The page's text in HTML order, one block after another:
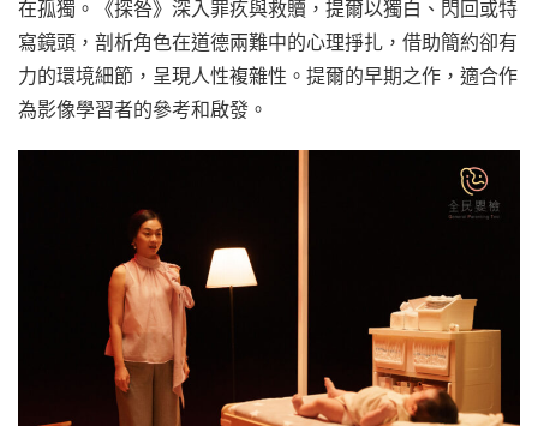
在孤獨。《探咎》深入罪疚與救贖，提爾以獨白、閃回或特
寫鏡頭，剖析角色在道德兩難中的心理掙扎，借助簡約卻有
力的環境細節，呈現人性複雜性。提爾的早期之作，適合作
為影像學習者的參考和啟發。